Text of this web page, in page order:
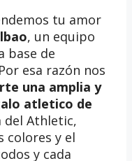
tu amor
, un equipo
base de
esa razón nos
una amplia y
atletico de
del Athletic,
colores y el
y cada